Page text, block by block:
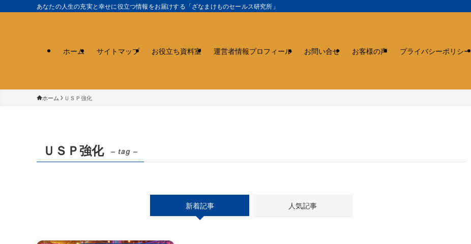
あなたの人生の充実と幸せに役立つ情報をお届けする「ざなまけものセールス研究所」
ホーム サイトマップ お役立ち資料室 運営者情報プロフィール お問い合せ お客様の声 プライバシーポリシー
ホーム ＵＳＰ強化
ＵＳＰ強化 – tag –
新着記事 人気記事